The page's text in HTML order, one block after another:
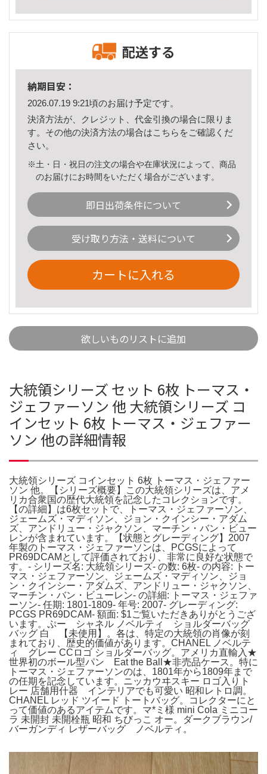
配送する
納期目安：
2026.07.19 9:21頃のお届け予定です。
決済方法が、クレジット、代金引換の場合に限りま
す。その他の決済方法の場合はこちら をご確認くだ
さい。
※土・日・祝日の注文の場合や在庫状況によって、商品
のお届けにお時間をいただく場合がございます。
即日出荷条件について
受け取り方法・送料について
カートに入れる
欲しいものリストに追加
大統領シリーズ セット 6枚 トーマス・
ジェファーソン 他 大統領シリーズ コ
インセット 6枚 トーマス・ジェファー
ソン 他の詳細情報
大統領シリーズ コインセット 6枚 トーマス・ジェファー
ソン 他。【シリーズ概要】この大統領シリーズは、アメ
リカ合衆国の歴代大統領を記念したコレクションです。
【の詳細】は6枚セットで、トーマス・ジェファーソン、
ジェームズ・マディソン、ジョン・クインシー・アダム
ズ、アンドリュー・ジャクソン、マーチン・バン・ビュー
レンが含まれています。【状態とグレーディング】2007
年製のトーマス・ジェファーソンは、PCGSによって
PR69DCAMとして評価されており、非常に良好な状態で
す。- シリーズ名: 大統領シリーズ- の数: 6枚- の内容: トー
マス・ジェファーソン、ジェームズ・マディソン、ジョ
ン・クインシー・アダムズ、アンドリュー・ジャクソン、
マーチン・バン・ビューレン- の詳細: トーマス・ジェファ
ーソン- 任期: 1801-1809- 年号: 2007- グレーディング:
PCGS PR69DCAM- 額面: $1ご覧いただきありがとうござ
います。ぷー シャネル ノベルティ ショルダーバッグ
バッグ 白 【未使用】。各は、特定の大統領の肖像が刻
まれており、歴史的価値があります。CHANEL ノベルテ
ィ グレー CCロゴ ショルダーバッグ。アメリカ直輸入★
世界初のボール型パン Eat the Ball★非売品ケース。特に
トーマス・ジェファーソンのは、1801年から1809年まで
の任期を記念しています。ニッカウヰスキー ロゴ入りト
レー 店舗用什器 インテリアでも可愛い 昭和レトロ調。
CHANEL レッド ツイード トートバッグ。コレクターにと
って価値のあるアイテムです。マ*ミ様 mini Cola ミニコー
ラ 未開封 未開栓瓶 昭和 ちびっこ オー。ダークブラウン/
バーガンディ レザーバッグ ノベルティ。